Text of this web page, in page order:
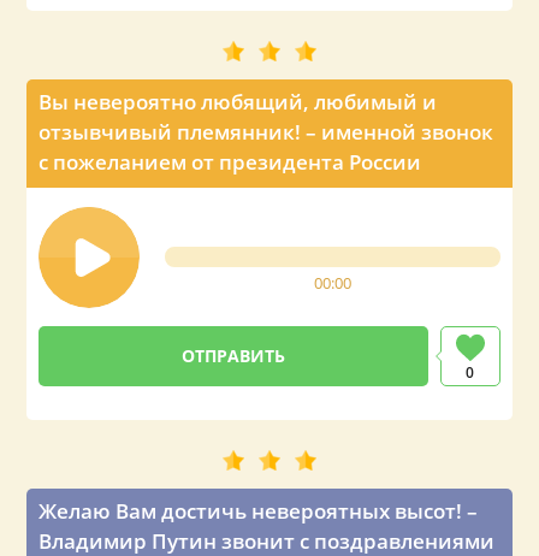
Вы невероятно любящий, любимый и
отзывчивый племянник! – именной звонок
с пожеланием от президента России
00:00
0
Желаю Вам достичь невероятных высот! –
Владимир Путин звонит с поздравлениями